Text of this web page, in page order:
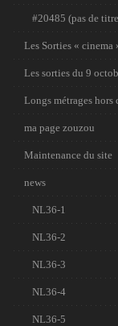
#20485 (pas de
Les Sorties « cinema
Les sorties du 9
Longs métrages
ma page zouzou
Maintenance du site
news
NL36-1
NL36-2
NL36-3
NL36-4
NL36-5